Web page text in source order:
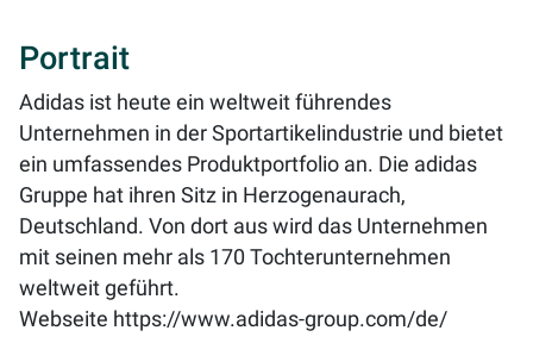
Portrait
Adidas ist heute ein weltweit führendes
Unternehmen in der Sportartikelindustrie und bietet
ein umfassendes Produktportfolio an. Die adidas
Gruppe hat ihren Sitz in Herzogenaurach,
Deutschland. Von dort aus wird das Unternehmen
mit seinen mehr als 170 Tochterunternehmen
weltweit geführt.
Webseite https://www.adidas-group.com/de/